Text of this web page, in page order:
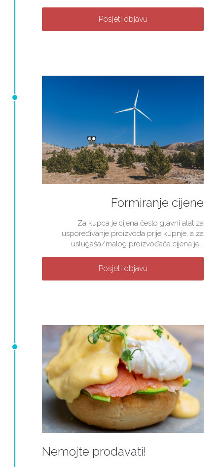
Posjeti objavu
Formiranje cijene
Za kupca je cijena često glavni alat za
uspoređivanje proizvoda prije kupnje, a za
uslugaša/malog proizvođača cijena je...
Posjeti objavu
Nemojte prodavati!